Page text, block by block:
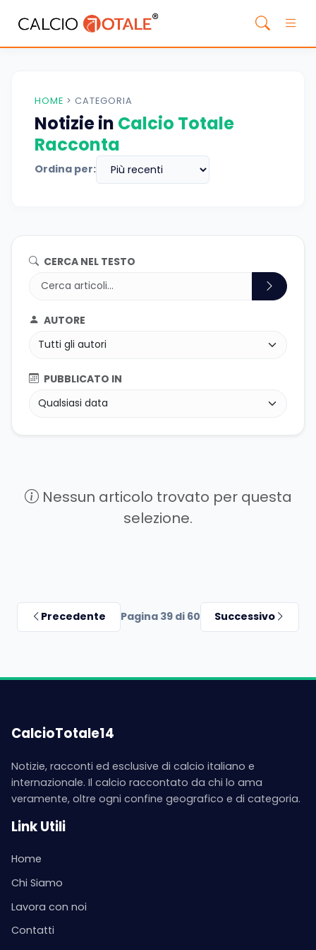
HOME > CATEGORIA
Notizie in Calcio Totale
Racconta
Ordina per:
CERCA NEL TESTO
AUTORE
PUBBLICATO IN
Nessun articolo trovato per questa
selezione.
Precedente Pagina 39 di 60 Successivo
CalcioTotale14
Notizie, racconti ed esclusive di calcio italiano e
internazionale. Il calcio raccontato da chi lo ama
veramente, oltre ogni confine geografico e di categoria.
Link Utili
Home
Chi Siamo
Lavora con noi
Contatti